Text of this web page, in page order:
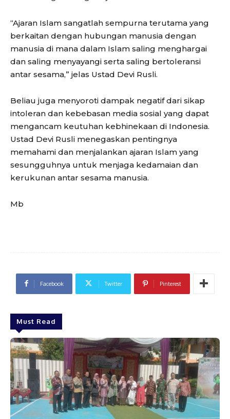
“Ajaran Islam sangatlah sempurna terutama yang
berkaitan dengan hubungan manusia dengan
manusia di mana dalam Islam saling menghargai
dan saling menyayangi serta saling bertoleransi
antar sesama,” jelas Ustad Devi Rusli.
Beliau juga menyoroti dampak negatif dari sikap
intoleran dan kebebasan media sosial yang dapat
mengancam keutuhan kebhinekaan di Indonesia.
Ustad Devi Rusli menegaskan pentingnya
memahami dan menjalankan ajaran Islam yang
sesungguhnya untuk menjaga kedamaian dan
kerukunan antar sesama manusia.
Mb
Facebook Twitter Pinterest
Must Read